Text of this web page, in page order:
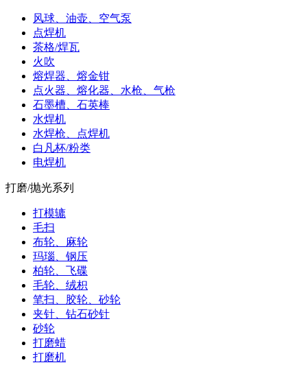
风球、油壶、空气泵
点焊机
茶格/焊瓦
火吹
熔焊器、熔金钳
点火器、熔化器、水枪、气枪
石墨槽、石英棒
水焊机
水焊枪、点焊机
白凡杯/粉类
电焊机
打磨/抛光系列
打模辘
毛扫
布轮、麻轮
玛瑙、钢压
柏轮、飞碟
毛轮、绒枳
笔扫、胶轮、砂轮
夹针、钻石砂针
砂轮
打磨蜡
打磨机